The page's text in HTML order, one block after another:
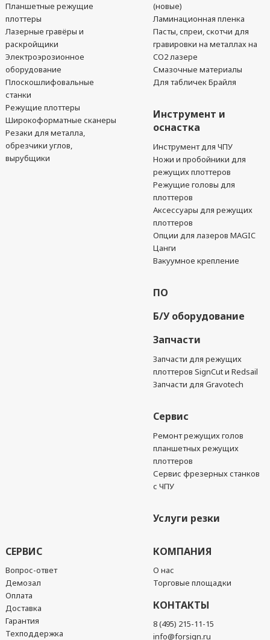
Планшетные режущие
плоттеры
Лазерные гравёры и
раскройщики
Электроэрозионное
оборудование
Плоскошлифовальные
станки
Режущие плоттеры
Широкоформатные сканеры
Резаки для металла,
обрезчики углов,
вырубщики
(новые)
Ламинационная пленка
Пасты, спреи, скотчи для
гравировки на металлах на
CO2 лазере
Смазочные материалы
Для табличек Брайля
Инструмент и
оснастка
Инструмент для ЧПУ
Ножи и пробойники для
режущих плоттеров
Режущие головы для
плоттеров
Аксессуары для режущих
плоттеров
Опции для лазеров MAGIC
Цанги
Вакуумное крепление
ПО
Б/У оборудование
Запчасти
Запчасти для режущих
плоттеров SignCut и Redsail
Запчасти для Gravotech
Сервис
Ремонт режущих голов
планшетных режущих
плоттеров
Сервис фрезерных станков
с ЧПУ
Услуги резки
СЕРВИС
Вопрос-ответ
Демозал
Оплата
Доставка
Гарантия
Техподдержка
КОМПАНИЯ
О нас
Торговые площадки
КОНТАКТЫ
8 (495) 215-11-15
info@forsign.ru